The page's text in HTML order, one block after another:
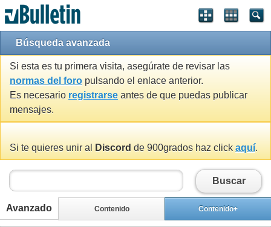
Búsqueda avanzada
Si esta es tu primera visita, asegúrate de revisar las
normas del foro pulsando el enlace anterior.
Es necesario registrarse antes de que puedas publicar
mensajes.
Si te quieres unir al Discord de 900grados haz click aquí.
Buscar
Avanzado Contenido Contenido+